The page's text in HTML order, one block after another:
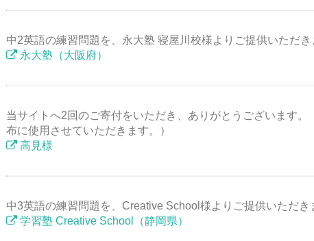
中2英語の練習問題を、永大塾 寝屋川校様よりご提供いただき
永大塾（大阪府）
当サイトへ2回のご寄付をいただき、ありがとうございます
布に使用させていただきます。）
高見様
中3英語の練習問題を、Creative School様よりご提供いただき
学習塾 Creative School（静岡県）